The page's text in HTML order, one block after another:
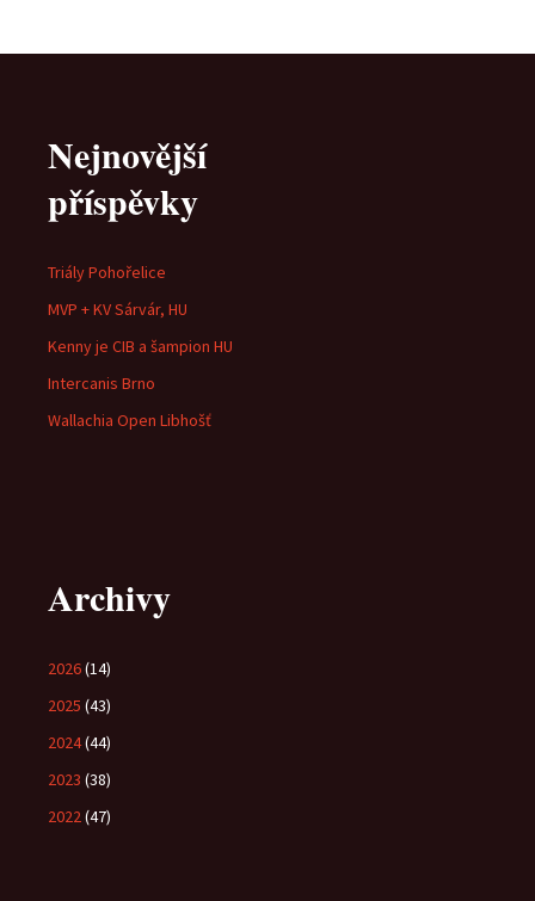
Nejnovější
příspěvky
Triály Pohořelice
MVP + KV Sárvár, HU
Kenny je CIB a šampion HU
Intercanis Brno
Wallachia Open Libhošť
Archivy
2026(14)
2025 (43)
2024(44)
2023 (38)
2022(47)